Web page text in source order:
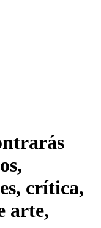
crítica,
arte,